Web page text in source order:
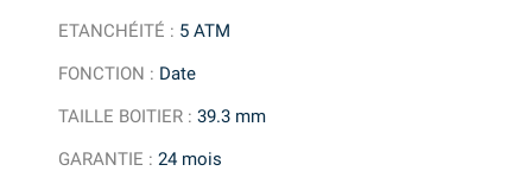
ETANCHÉITÉ : 5 ATM
FONCTION : Date
TAILLE BOITIER :39.3 mm
GARANTIE :24 mois